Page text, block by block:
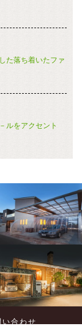
た落ち着いたファ
ルをアクセント
い合わせ